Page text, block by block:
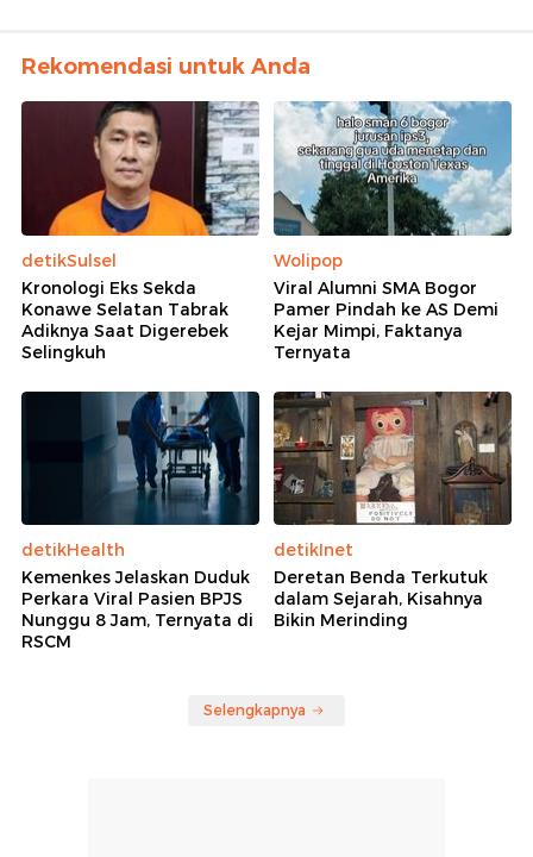
Rekomendasi untuk Anda
detikSulsel
Kronologi Eks Sekda
Konawe Selatan Tabrak
Adiknya Saat Digerebek
Selingkuh
Wolipop
Viral Alumni SMA Bogor
Pamer Pindah ke AS Demi
Kejar Mimpi, Faktanya
Ternyata
detikHealth
Kemenkes Jelaskan Duduk
Perkara Viral Pasien BPJS
Nunggu 8 Jam, Ternyata di
RSCM
detikInet
Deretan Benda Terkutuk
dalam Sejarah, Kisahnya
Bikin Merinding
Selengkapnya